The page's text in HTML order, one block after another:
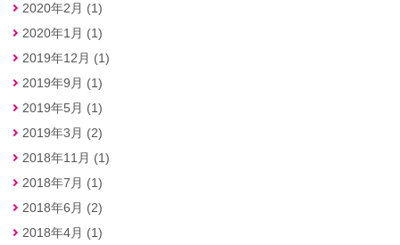
2020年2月 (1)
2020年1月 (1)
2019年12月 (1)
2019年9月 (1)
2019年5月 (1)
2019年3月 (2)
2018年11月 (1)
2018年7月 (1)
2018年6月 (2)
2018年4月 (1)